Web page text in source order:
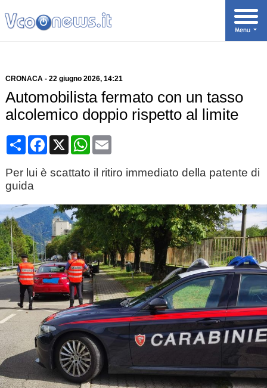
CRONACA- 22 giugno 2026, 14:21
Automobilista fermato con un tasso
alcolemico doppio rispetto al limite
CondividiFacebook
X WhatsApp
Email
Per lui è scattato il ritiro immediato della patente di
guida